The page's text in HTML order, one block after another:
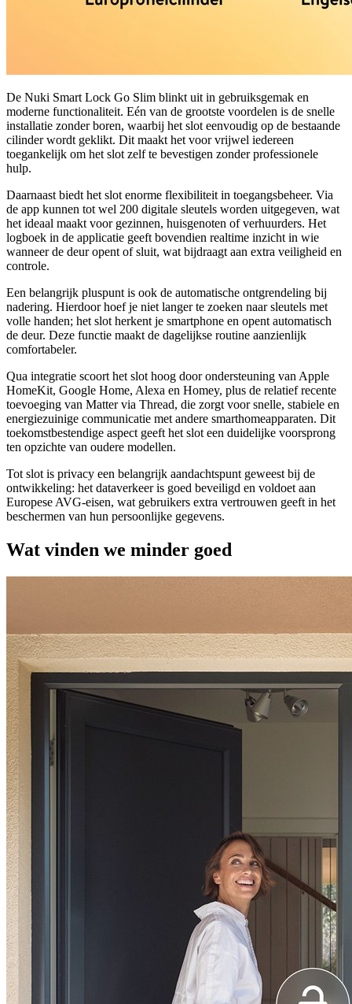
De Nuki Smart Lock Go Slim blinkt uit in gebruiksgemak en
moderne functionaliteit. Eén van de grootste voordelen is de snelle
installatie zonder boren, waarbij het slot eenvoudig op de bestaande
cilinder wordt geklikt. Dit maakt het voor vrijwel iedereen
toegankelijk om het slot zelf te bevestigen zonder professionele
hulp.
Daarnaast biedt het slot enorme flexibiliteit in toegangsbeheer. Via
de app kunnen tot wel 200 digitale sleutels worden uitgegeven, wat
het ideaal maakt voor gezinnen, huisgenoten of verhuurders. Het
logboek in de applicatie geeft bovendien realtime inzicht in wie
wanneer de deur opent of sluit, wat bijdraagt aan extra veiligheid en
controle.
Een belangrijk pluspunt is ook de automatische ontgrendeling bij
nadering. Hierdoor hoef je niet langer te zoeken naar sleutels met
volle handen; het slot herkent je smartphone en opent automatisch
de deur. Deze functie maakt de dagelijkse routine aanzienlijk
comfortabeler.
Qua integratie scoort het slot hoog door ondersteuning van Apple
HomeKit, Google Home, Alexa en Homey, plus de relatief recente
toevoeging van Matter via Thread, die zorgt voor snelle, stabiele en
energiezuinige communicatie met andere smarthomeapparaten. Dit
toekomstbestendige aspect geeft het slot een duidelijke voorsprong
ten opzichte van oudere modellen.
Tot slot is privacy een belangrijk aandachtspunt geweest bij de
ontwikkeling: het dataverkeer is goed beveiligd en voldoet aan
Europese AVG-eisen, wat gebruikers extra vertrouwen geeft in het
beschermen van hun persoonlijke gegevens.
Wat vinden we minder goed